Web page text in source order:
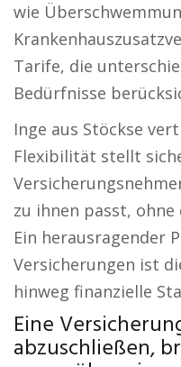
wie
Tarife, die
Bedürfnisse
Inge aus Stöckse
Flexibilität stellt
zu ihnen passt, ohne
Ein herausragender
Versicherungen ist
hinweg finanzielle
Eine
abzuschließen,